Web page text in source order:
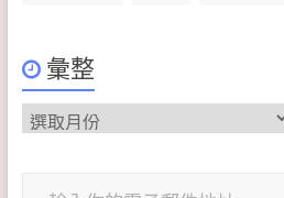
彙整
彙
整